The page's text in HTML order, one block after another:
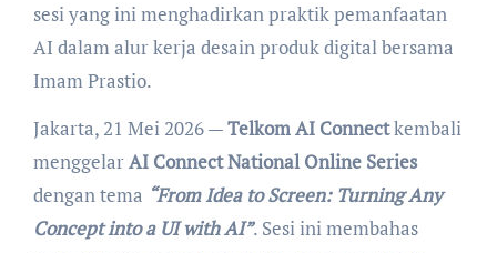
sesi yang ini menghadirkan praktik pemanfaatan
AI dalam alur kerja desain produk digital bersama
Imam Prastio.
Jakarta, 21 Mei 2026 —Telkom AI Connectkembali
menggelarAI Connect National Online Series
dengan tema “From Idea to Screen: Turning Any
Concept into a UI with AI”. Sesi ini membahas